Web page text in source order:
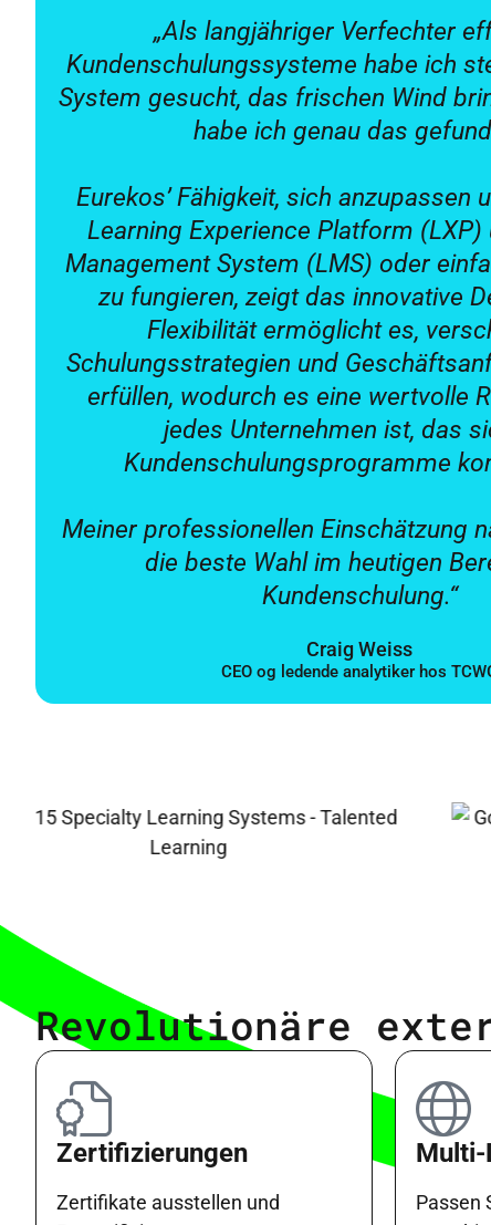
„Als langjähriger Verfechter
Kundenschulungssysteme habe ich
System gesucht, das frischen Wind
habe ich genau das
Eurekos’ Fähigkeit, sich anzupassen
Learning Experience Platform (LXP)
Management System (LMS) oder
zu fungieren, zeigt das innovative
Flexibilität ermöglicht es,
Schulungsstrategien und
erfüllen, wodurch es eine wertvolle
jedes Unternehmen ist, das
Kundenschulungsprogramme
Meiner professionellen Einschätzung
die beste Wahl im heutigen
Kundenschulung.“
Craig Weiss
CEO og ledende analytiker hos
Revolutionäre
Zertifizierungen
Zertifikate ausstellen und
Multi-
Passen